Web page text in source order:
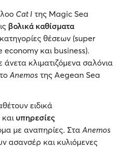
Cat I της Magic Sea
βολικά καθίσματα
θέσεων (super
και business).
κλιματιζόμενα σαλόνια
Anemos της Aegean Sea
ειδικά
υπηρεσίες
με αναπηρίες. Στα Anemos
ασανσέρ και κυλιόμενες